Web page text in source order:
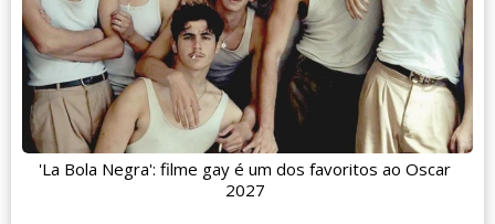
'La Bola Negra': filme gay é um dos favoritos ao Oscar
2027